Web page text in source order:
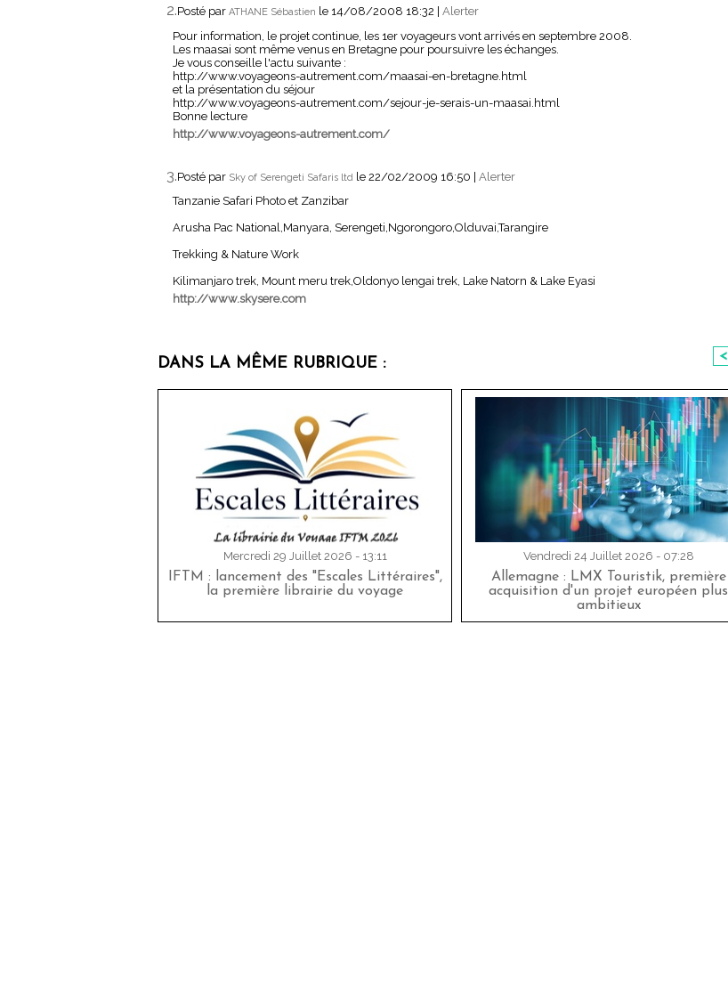
2.Posté par ATHANE Sébastien le 14/08/2008 18:32
Alerter
Pour information, le projet continue, les 1er voyageurs vont arrivés en septembre 2008.
Les maasai sont même venus en Bretagne pour poursuivre les échanges.
Je vous conseille l'actu suivante :
http://www.voyageons-autrement.com/maasai-en-bretagne.html
et la présentation du séjour
http://www.voyageons-autrement.com/sejour-je-serais-un-maasai.html
Bonne lecture
http://www.voyageons-autrement.com/
3.Posté par Sky of Serengeti Safaris ltd le 22/02/2009 16:50 | Alerter
Tanzanie Safari Photo et Zanzibar
Arusha Pac National,Manyara, Serengeti,Ngorongoro,Olduvai,Tarangire
Trekking & Nature Work
Kilimanjaro trek, Mount meru trek,Oldonyo lengai trek, Lake Natorn & Lake Eyasi
http://www.skysere.com
DANS LA MÊME RUBRIQUE : <
Mercredi 29 Juillet 2026 - 13:11
IFTM : lancement des "Escales Littéraires",
la première librairie du voyage
Vendredi 24 Juillet 2026 - 07:28
Allemagne : LMX Touristik, première
acquisition d'un projet européen plus
ambitieux